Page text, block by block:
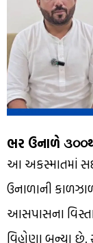
ભર ઉનાળે
આ અકસ્માતમાં
ઉનાળાની
આસપાસના
વિહોણા બન્યા છે.